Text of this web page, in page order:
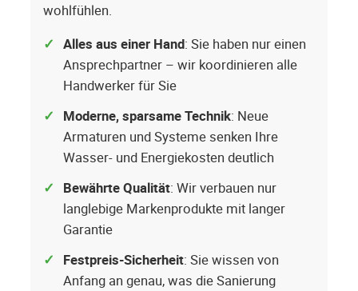
wohlfühlen.
Alles aus einer Hand: Sie haben nur einen
Ansprechpartner – wir koordinieren alle
Handwerker für Sie
Moderne, sparsame Technik: Neue
Armaturen und Systeme senken Ihre
Wasser- und Energiekosten deutlich
Bewährte Qualität: Wir verbauen nur
langlebige Markenprodukte mit langer
Garantie
Festpreis-Sicherheit: Sie wissen von
Anfang an genau, was die Sanierung